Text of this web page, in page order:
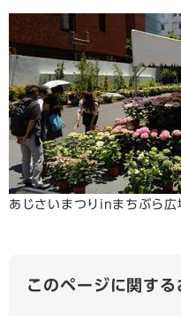
あじさいまつりinまちぶら広
このページに関す